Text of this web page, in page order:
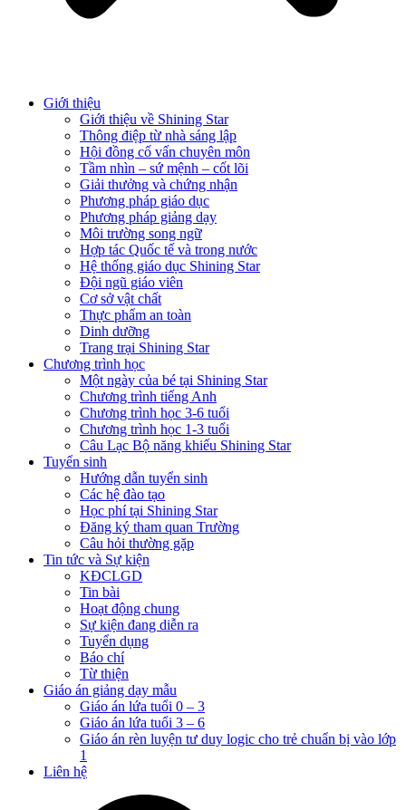
Giới thiệu
Giới thiệu về Shining Star
Thông điệp từ nhà sáng lập
Hội đồng cố vấn chuyên môn
Tầm nhìn – sứ mệnh – cốt lõi
Giải thưởng và chứng nhận
Phương pháp giáo dục
Phương pháp giảng dạy
Môi trường song ngữ
Hợp tác Quốc tế và trong nước
Hệ thống giáo dục Shining Star
Đội ngũ giáo viên
Cơ sở vật chất
Thực phẩm an toàn
Dinh dưỡng
Trang trại Shining Star
Chương trình học
Một ngày của bé tại Shining Star
Chương trình tiếng Anh
Chương trình học 3-6 tuổi
Chương trình học 1-3 tuổi
Câu Lạc Bộ năng khiếu Shining Star
Tuyển sinh
Hướng dẫn tuyển sinh
Các hệ đào tạo
Học phí tại Shining Star
Đăng ký tham quan Trường
Câu hỏi thường gặp
Tin tức và Sự kiện
KĐCLGD
Tin bài
Hoạt động chung
Sự kiện đang diễn ra
Tuyển dụng
Báo chí
Từ thiện
Giáo án giảng dạy mẫu
Giáo án lứa tuổi 0 – 3
Giáo án lứa tuổi 3 – 6
Giáo án rèn luyện tư duy logic cho trẻ chuẩn bị vào lớp
1
Liên hệ